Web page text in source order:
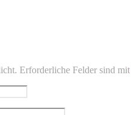
Erforderliche Felder sind mit